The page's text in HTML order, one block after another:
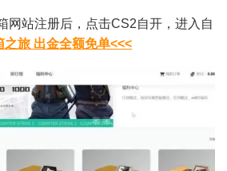
网站注册后，点击CS2自开，进入自
之旅 出金全额免单<<<